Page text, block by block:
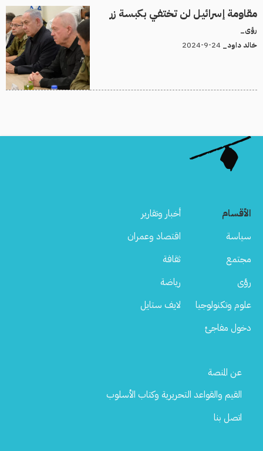
مقاومة إسرائيل لن تختفي بكبسة زر
رؤى_
خالد داود_
الأقسام
أخبار وتقارير
سياسة
اقتصاد وعمران
مجتمع
ثقافة
رؤى
رياضة
علوم وتكنولوجيا
لايف ستايل
دخول مفاجئ
Footer
عن المنصة
القيم والقواعد التحريرية وكتاب الأسلوب
اتصل بنا